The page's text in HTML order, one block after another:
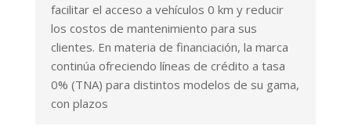
facilitar el acceso a vehículos 0 km y reducir
los costos de mantenimiento para sus
clientes. En materia de financiación, la marca
continúa ofreciendo líneas de crédito a tasa
0% (TNA) para distintos modelos de su gama,
con plazos